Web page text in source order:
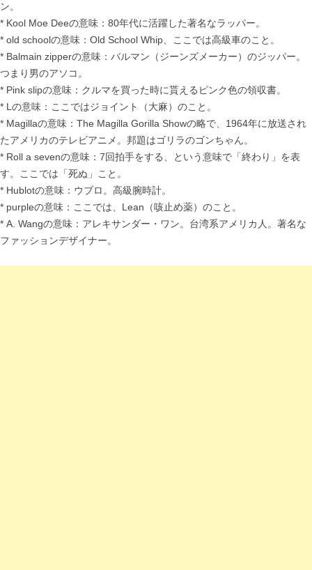
ン。
* Kool Moe Deeの意味：80年代に活躍した著名なラッパー。
* old schoolの意味：Old School Whip、ここでは高級車のこと。
* Balmain zipperの意味：バルマン（ジーンズメーカー）のジッパー。
つまり男のアソコ。
* Pink slipの意味：クルマを買った時に貰えるピンク色の領収書。
* Lの意味：ここではジョイント（大麻）のこと。
* Magillaの意味：The Magilla Gorilla Showの略で、1964年に放送され
たアメリカのテレビアニメ。邦題はゴリラのゴンちゃん。
* Roll a sevenの意味：7回拍手をする、という意味で「終わり」を表
す。ここでは「死ぬ」こと。
* Hublotの意味：ウブロ。高級腕時計。
* purpleの意味：ここでは、Lean（咳止め薬）のこと。
* A. Wangの意味：アレキサンダー・ワン。台湾系アメリカ人。著名な
ファッションデザイナー。